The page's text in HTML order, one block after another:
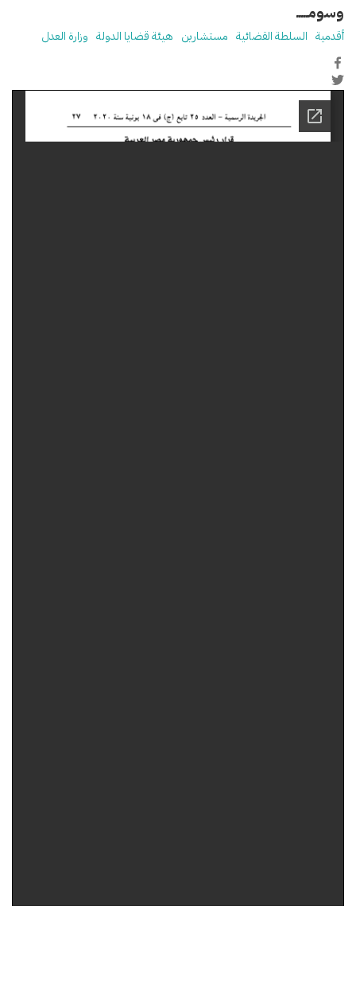
وسومـــــ
أقدمية السلطة القضائية مستشارين هيئة قضايا الدولة وزارة العدل